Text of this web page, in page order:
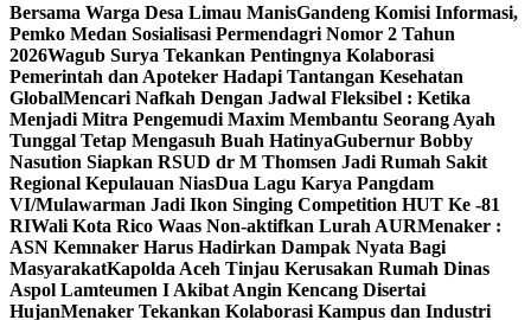
Bersama Warga Desa Limau ManisGandeng Komisi Informasi,
Pemko Medan Sosialisasi Permendagri Nomor 2 Tahun
2026Wagub Surya Tekankan Pentingnya Kolaborasi
Pemerintah dan Apoteker Hadapi Tantangan Kesehatan
GlobalMencari Nafkah Dengan Jadwal Fleksibel : Ketika
Menjadi Mitra Pengemudi Maxim Membantu Seorang Ayah
Tunggal Tetap Mengasuh Buah HatinyaGubernur Bobby
Nasution Siapkan RSUD dr M Thomsen Jadi Rumah Sakit
Regional Kepulauan NiasDua Lagu Karya Pangdam
VI/Mulawarman Jadi Ikon Singing Competition HUT Ke -81
RIWali Kota Rico Waas Non-aktifkan Lurah AURMenaker :
ASN Kemnaker Harus Hadirkan Dampak Nyata Bagi
MasyarakatKapolda Aceh Tinjau Kerusakan Rumah Dinas
Aspol Lamteumen I Akibat Angin Kencang Disertai
HujanMenaker Tekankan Kolaborasi Kampus dan Industri